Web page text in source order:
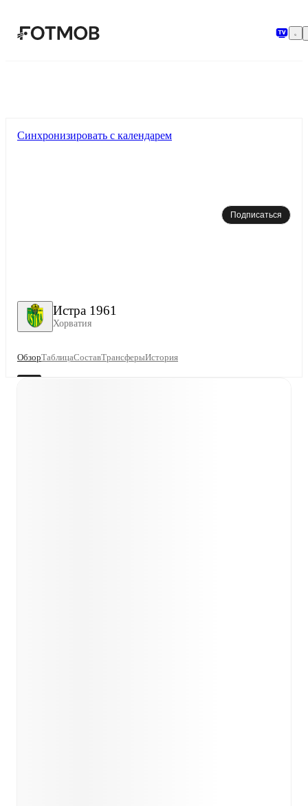
Истра 1961
Хорватия
Синхронизировать с календарем
Подписаться
ОбзорТаблицаСоставТрансферыИстория